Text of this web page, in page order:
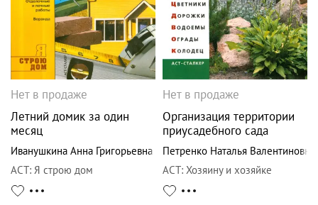
Нет в продаже
Летний домик за один
месяц
Иванушкина Анна Григорьевна
АСТ: Я строю дом
Нет в продаже
Организация территории
приусадебного сада
Петренко Наталья Валентиновна
АСТ: Хозяину и хозяйке